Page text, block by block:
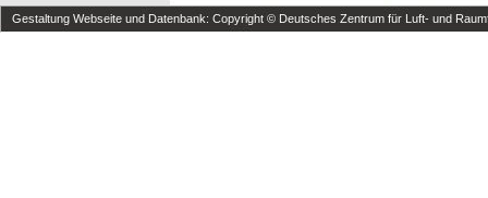
Gestaltung Webseite und Datenbank: Copyright © Deutsches Zentrum für Luft- und